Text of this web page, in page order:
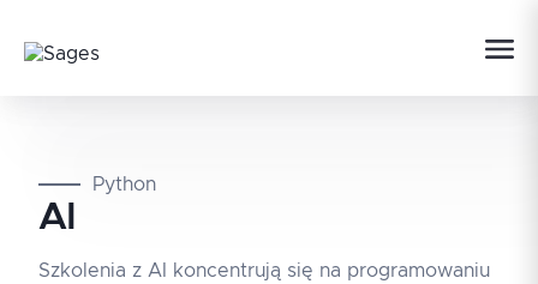
Python
AI
Szkolenia z AI koncentrują się na programowaniu